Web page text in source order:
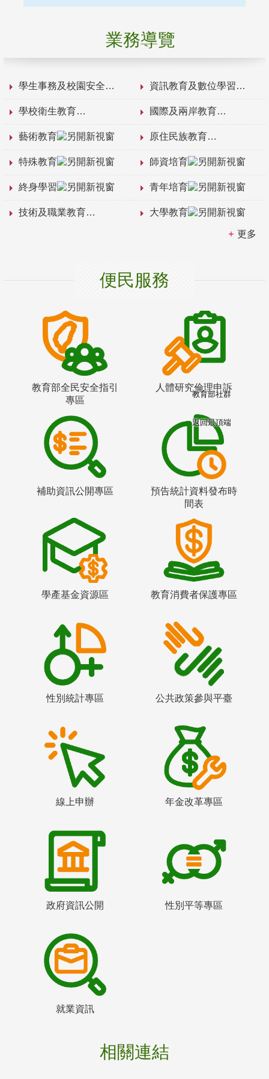
業務導覽
學生事務及校園安全 資訊教育及數位學習
學校衛生教育 國際及兩岸教育
藝術教育 原住民族教育
特殊教育 師資培育
終身學習 青年培育
技術及職業教育 大學教育
更多
便民服務
教育部全民安全指引
專區
人體研究倫理申訴
補助資訊公開專區
預告統計資料發布時
間表
學產基金資源區 教育消費者保護專區
性別統計專區 公共政策參與平臺
線上申辦 年金改革專區
政府資訊公開 性別平等專區
就業資訊
相關連結
教育部社群
返回最頂端